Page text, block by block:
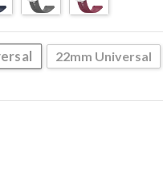
22mm Universal